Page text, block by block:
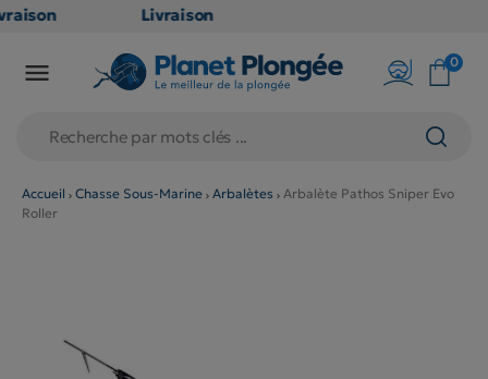
Livraison
en point
79€
(hors
 0
Accueil Chasse Sous-Marine Arbalètes
Arbalète Pathos Sniper Evo
Roller